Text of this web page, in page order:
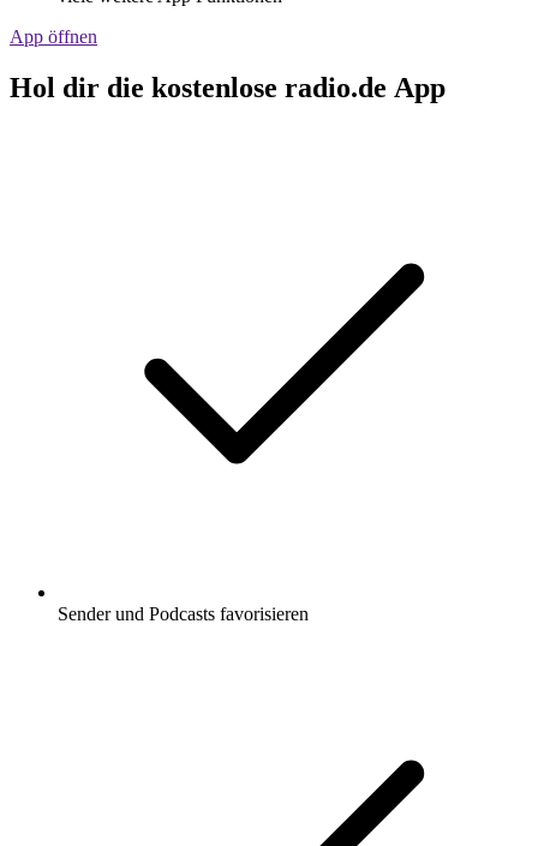
App öffnen
Hol dir die kostenlose radio.de App
Sender und Podcasts favorisieren